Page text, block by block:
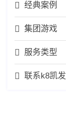
经典案例
集团游戏
服务类型
联系k8凯发